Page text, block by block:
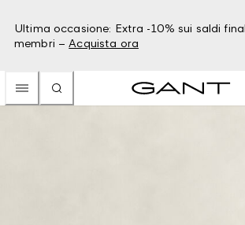
Ultima occasione: Extra -10% sui saldi
membri – Acquista ora